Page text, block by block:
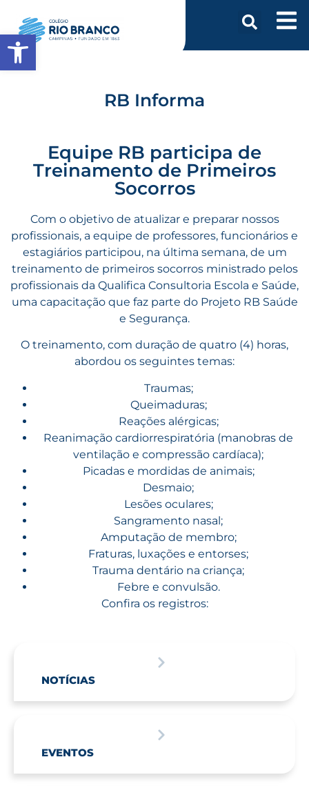
RB Informa
Equipe RB participa de
Treinamento de Primeiros
Socorros
Com o objetivo de atualizar e preparar nossos
profissionais, a equipe de professores, funcionários e
estagiários participou, na última semana, de um
treinamento de primeiros socorros ministrado pelos
profissionais da Qualifica Consultoria Escola e Saúde,
uma capacitação que faz parte do Projeto RB Saúde
e Segurança.
O treinamento, com duração de quatro (4) horas,
abordou os seguintes temas:
Traumas;
Queimaduras;
Reações alérgicas;
Reanimação cardiorrespiratória (manobras de
ventilação e compressão cardíaca);
Picadas e mordidas de animais;
Desmaio;
Lesões oculares;
Sangramento nasal;
Amputação de membro;
Fraturas, luxações e entorses;
Trauma dentário na criança;
Febre e convulsão.
Confira os registros:
NOTÍCIAS
EVENTOS
Abrir a barra de ferramentas